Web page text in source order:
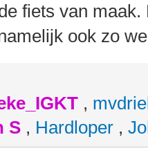
fiets van
ook zo
,
S , Hardloper ,